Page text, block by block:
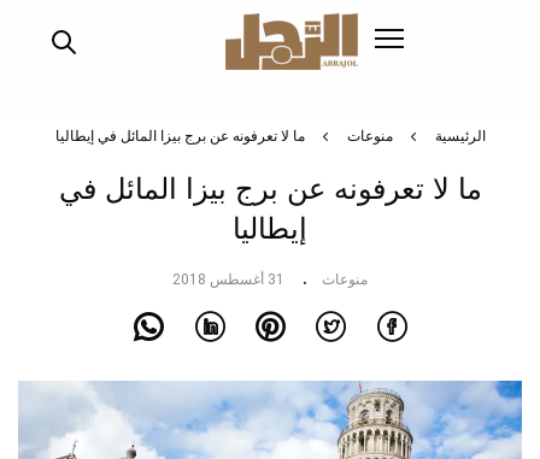
الرئيسية منوعات ما لا تعرفونه عن برج بيزا المائل في إيطاليا
ما لا تعرفونه عن برج بيزا المائل في
إيطاليا
منوعات 31 أغسطس 2018